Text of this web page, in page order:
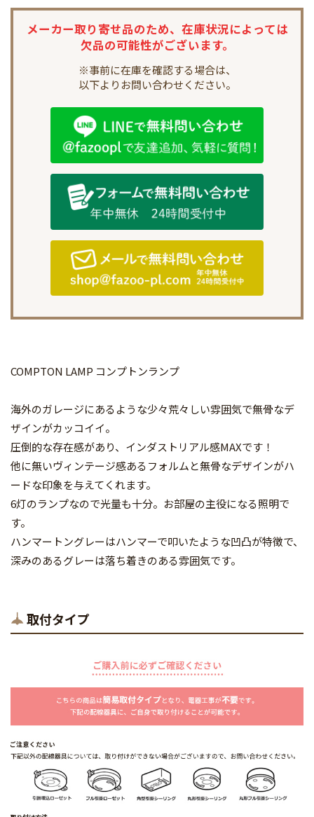
メーカー取り寄せ品のため、 在庫状況によっては
欠品の可能性がございます。
※事前に在庫を確認する場合は、
以下よりお問い合わせください。
COMPTON LAMP コンプトンランプ
海外のガレージにあるような少々荒々しい雰囲気で無骨なデ
ザインがカッコイイ。
圧倒的な存在感があり、インダストリアル感MAXです！
他に無いヴィンテージ感あるフォルムと無骨なデザインがハ
ードな印象を与えてくれます。
6灯のランプなので光量も十分。お部屋の主役になる照明で
す。
ハンマートングレーはハンマーで叩いたような凹凸が特徴で、
深みのあるグレーは落ち着きのある雰囲気です。
取付タイプ